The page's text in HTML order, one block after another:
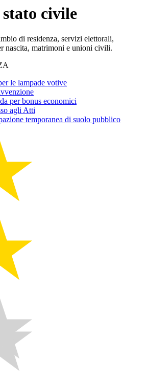
civile
di residenza, servizi elettorali,
nascita, matrimoni e unioni civili.
le lampade votive
per bonus economici
agli Atti
temporanea di suolo pubblico